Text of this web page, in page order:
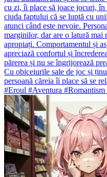
cu zi, îi place să joace jocuri,
ciuda faptului că se luptă cu
atunci când este nevoie.
marginilor, dar are o latură mai
apropiați. Comportamentul și
apreciază confortul și
părerea și nu se îngrijorează
Cu obiceiurile sale de joc și
persoană căreia îi place să se
#Eroul #Aventura #Romantism